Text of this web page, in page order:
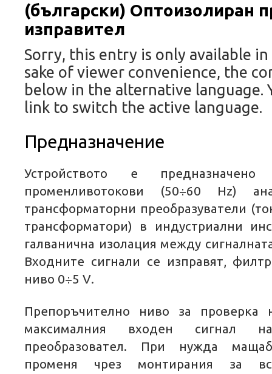
content
(български) Оптоизолиран
изправител
Sorry, this entry is only available in
sake of viewer convenience, the
below in the alternative language.
link to switch the active language.
Предназначение
Устройството е
променливотокови (50÷60 Hz)
трансформаторни преобразуватели
трансформатори) в индустриални
галванична изолация между
Входните сигнали се изправят,
ниво 0÷5 V.
Препоръчително ниво за
максималния входен сигнал на
преобразовател. При нужда
променя чрез монтирания за